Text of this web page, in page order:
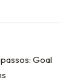
Goal